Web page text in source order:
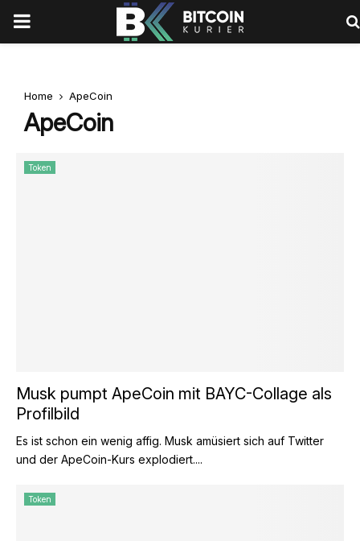
PRIMARY
Home ApeCoin
ApeCoin
Token
Musk pumpt ApeCoin mit BAYC-Collage als
Profilbild
Es ist schon ein wenig affig. Musk amüsiert sich auf Twitter
und der ApeCoin-Kurs explodiert....
Token